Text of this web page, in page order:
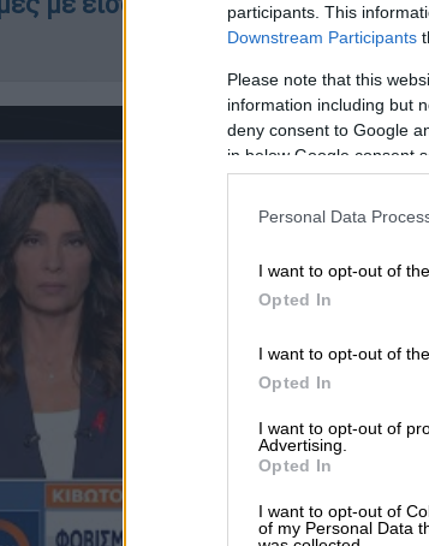
participants. This
Downstream Participants
Please note that this
information including but
deny consent to Google
in below Google consent
Personal Data
I want to opt-out of
Opted In
I want to opt-out of
Opted In
I want to opt-out of
Advertising.
Opted In
I want to opt-out of
of my Personal Data